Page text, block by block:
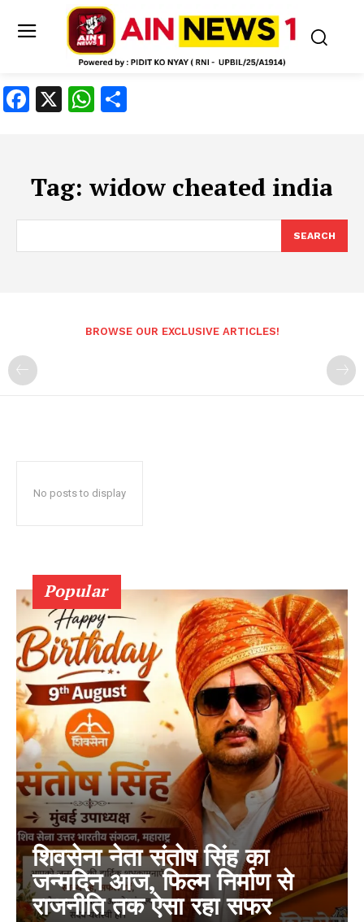
Facebook
X WhatsApp
Tag: widow cheated india
SEARCH
BROWSE OUR EXCLUSIVE ARTICLES!
No posts to display
Popular
शिवसेना नेता संतोष सिंह का
जन्मदिन आज, फिल्म निर्माण से
राजनीति तक ऐसा रहा सफर